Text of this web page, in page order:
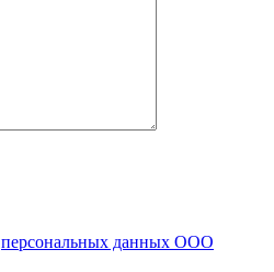
персональных данных ООО